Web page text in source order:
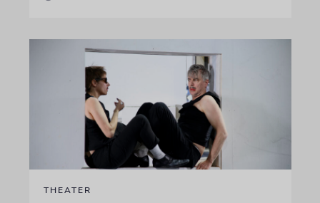
THEATER